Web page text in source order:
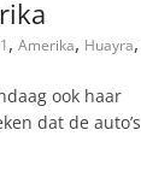
, Amerika, Huayra,
ook haar
dat de auto’s